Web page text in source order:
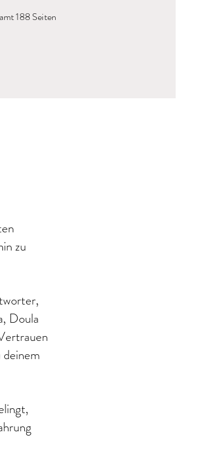
188 Seiten
zu
Doula